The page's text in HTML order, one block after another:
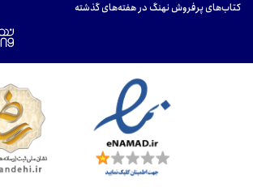
کتاب‌های پرفروش نهنگ در هفته‌های گذشته